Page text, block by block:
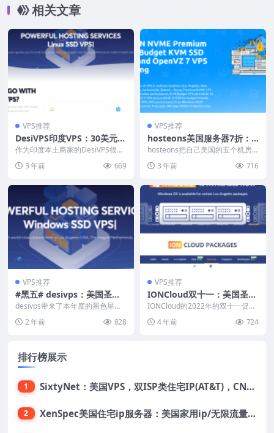
相关文章
VPS推荐
DesiVPS印度VPS：30美元/
年，美国服务器18.99美元/
年，荷兰服务器20美元/年，
支持支付宝和Paypal
作为印度本土商家的DesiVPS很长
这次大促销终于...
3 年前 669
VPS推荐
hosteons美国服务器7折：1
1.2美元/年起，支持支付宝/
微信支付/Paypal，送双倍流
量/10Gbps带宽
hosteons把自己美国的五个机房
one...3 年前 716
VPS推荐
#黑五# desivps：美国圣何
塞VPS低至$15/年，不限制流
量，1G内存/1核/25gSSD/1
Gbps带宽
desivps带来了本年度的黑色星期
础上再降价2...
2 年前 828
VPS推荐
IONCloud双十一：美国圣何
塞/洛杉矶/檀香山VPS，11.1
1美元/月，111.1美元/年，支
持支付宝
IONCloud的2022年的双十一促销
矶、檀香山...
4 年前 724
排行榜展示
1 SixtyNet：美国VPS，双ISP类住宅IP(AT&T)，CN2 GIA网络，超高DDoS防御，$14/月，2G内存/2核/40gSSD/5T流量/10Gbps带宽
2 XenSpec美国住宅ip服务器：美国家用ip/无限流量/10Gbps独享带宽/449美元/月起，支持支付宝